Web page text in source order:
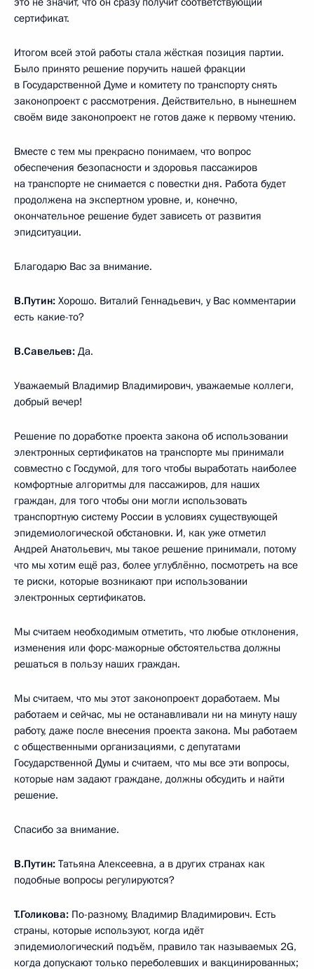
сертификат.
Итогом всей этой работы стала жёсткая позиция партии.
Было принято решение поручить нашей фракции
в Государственной Думе и комитету по транспорту снять
законопроект с рассмотрения. Действительно, в нынешнем
своём виде законопроект не готов даже к первому чтению.
Вместе с тем мы прекрасно понимаем, что вопрос
обеспечения безопасности и здоровья пассажиров
на транспорте не снимается с повестки дня. Работа будет
продолжена на экспертном уровне, и, конечно,
окончательное решение будет зависеть от развития
эпидситуации.
Благодарю Вас за внимание.
В.Путин: Хорошо. Виталий Геннадьевич, у Вас комментарии
есть какие-то?
В.Савельев: Да.
Уважаемый Владимир Владимирович, уважаемые коллеги,
добрый вечер!
Решение по доработке проекта закона об использовании
электронных сертификатов на транспорте мы принимали
совместно с Госдумой, для того чтобы выработать наиболее
комфортные алгоритмы для пассажиров, для наших
граждан, для того чтобы они могли использовать
транспортную систему России в условиях существующей
эпидемиологической обстановки. И, как уже отметил
Андрей Анатольевич, мы такое решение принимали, потому
что мы хотим ещё раз, более углублённо, посмотреть на все
те риски, которые возникают при использовании
электронных сертификатов.
Мы считаем необходимым отметить, что любые отклонения,
изменения или форс-мажорные обстоятельства должны
решаться в пользу наших граждан.
Мы считаем, что мы этот законопроект доработаем. Мы
работаем и сейчас, мы не останавливали ни на минуту нашу
работу, даже после внесения проекта закона. Мы работаем
с общественными организациями, с депутатами
Государственной Думы и считаем, что мы все эти вопросы,
которые нам задают граждане, должны обсудить и найти
решение.
Спасибо за внимание.
В.Путин: Татьяна Алексеевна, а в других странах как
подобные вопросы регулируются?
Т.Голикова: По-разному, Владимир Владимирович. Есть
страны, которые используют, когда идёт
эпидемиологический подъём, правило так называемых 2G,
когда допускают только переболевших и вакцинированных;